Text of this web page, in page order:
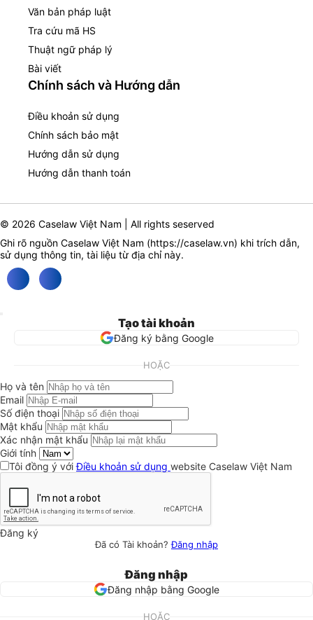
Văn bản pháp luật
Tra cứu mã HS
Thuật ngữ pháp lý
Bài viết
Chính sách và Hướng dẫn
Điều khoản sử dụng
Chính sách bảo mật
Hướng dẫn sử dụng
Hướng dẫn thanh toán
© 2026 Caselaw Việt Nam | All rights seserved
Ghi rõ nguồn Caselaw Việt Nam (https://caselaw.vn) khi trích dẫn,
sử dụng thông tin, tài liệu từ địa chỉ này.
Tạo tài khoản
Đăng ký bằng Google
HOẶC
Họ và tên
Email
Số điện thoại
Mật khẩu
Xác nhận mật khẩu
Giới tính
Tôi đồng ý vớiĐiều khoản sử dụng website Caselaw Việt Nam
Đăng ký
Đã có Tài khoản?Đăng nhập
Đăng nhập
Đăng nhập bằng Google
HOẶC